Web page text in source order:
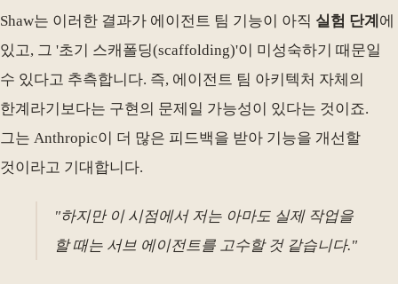
Shaw는 이러한 결과가 에이전트 팀 기능이 아직 실험 단계 에
있고, 그 '초기 스캐폴딩(scaffolding)'이 미성숙하기 때문일
수 있다고 추측합니다. 즉, 에이전트 팀 아키텍처 자체의
한계라기보다는 구현의 문제일 가능성이 있다는 것이죠.
그는 Anthropic이 더 많은 피드백을 받아 기능을 개선할
것이라고 기대합니다.
"하지만 이 시점에서 저는 아마도 실제 작업을
할 때는 서브 에이전트를 고수할 것 같습니다."